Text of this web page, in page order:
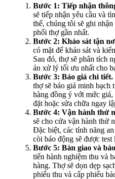
Bước 1: Tiếp nhận
sẽ tiếp nhận yêu cầu và
thể, chúng tôi sẽ ghi
phối thợ gần nhất.
Bước 2: Khảo sát tận
có mặt để khảo sát và
Sau đó, thợ sẽ phân tích
án xử lý tối ưu nhất cho
Bước 3: Báo giá chi tiết.
thợ sẽ báo giá minh bạch
hàng đồng ý với mức
đặt hoặc sửa chữa ngay
Bước 4: Vận hành thử
sẽ cho cửa vận hành thử
Đặc biệt, các tính năng
còi báo động sẽ được
Bước 5: Bàn giao và
tiến hành nghiệm thu và
hàng. Thợ sẽ dọn dẹp
phiếu thu và cấp phiếu